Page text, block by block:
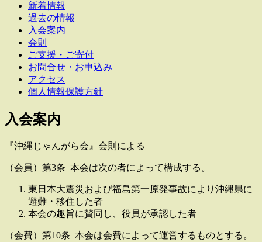
新着情報
過去の情報
入会案内
会則
ご支援・ご寄付
お問合せ・お申込み
アクセス
個人情報保護方針
入会案内
『沖縄じゃんがら会』会則による
（会員）第3条 本会は次の者によって構成する。
東日本大震災および福島第一原発事故により沖縄県に
避難・移住した者
本会の趣旨に賛同し、役員が承認した者
（会費）第10条 本会は会費によって運営するものとする。